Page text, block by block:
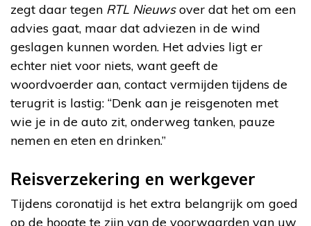
zegt daar tegen RTL Nieuwsover dat het om een
advies gaat, maar dat adviezen in de wind
geslagen kunnen worden. Het advies ligt er
echter niet voor niets, want geeft de
woordvoerder aan, contact vermijden tijdens de
terugrit is lastig: “Denk aan je reisgenoten met
wie je in de auto zit, onderweg tanken, pauze
nemen en eten en drinken.”
Reisverzekering en werkgever
Tijdens coronatijd is het extra belangrijk om goed
op de hoogte te zijn van de voorwaarden van uw